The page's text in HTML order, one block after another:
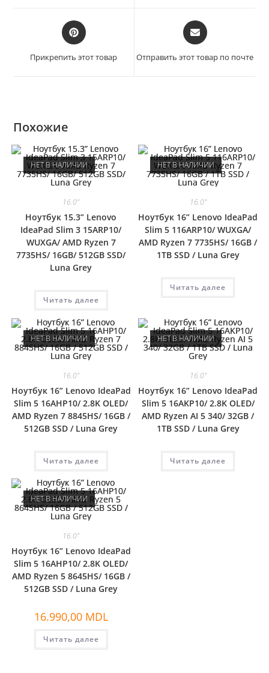
Прикрепить этот товар Отправить этот товар по почте
Похожие
НЕТ В НАЛИЧИИ
16.0"
Ноутбук 15.3” Lenovo
IdeaPad Slim 3 15ARP10/
WUXGA/ AMD Ryzen 7
7735HS/ 16GB/ 512GB SSD/
Luna Grey
Читать далее
НЕТ В НАЛИЧИИ
16.0"
Ноутбук 16” Lenovo IdeaPad
Slim 5 116ARP10/ WUXGA/
AMD Ryzen 7 7735HS/ 16GB /
1TB SSD / Luna Grey
Читать далее
НЕТ В НАЛИЧИИ
16.0"
Ноутбук 16” Lenovo IdeaPad
Slim 5 16AHP10/ 2.8K OLED/
AMD Ryzen 7 8845HS/ 16GB /
512GB SSD / Luna Grey
Читать далее
НЕТ В НАЛИЧИИ
16.0"
Ноутбук 16” Lenovo IdeaPad
Slim 5 16AKP10/ 2.8K OLED/
AMD Ryzen AI 5 340/ 32GB /
1TB SSD / Luna Grey
Читать далее
НЕТ В НАЛИЧИИ
16.0"
Ноутбук 16” Lenovo IdeaPad
Slim 5 16AHP10/ 2.8K OLED/
AMD Ryzen 5 8645HS/ 16GB /
512GB SSD / Luna Grey
16.990,00 MDL
Читать далее